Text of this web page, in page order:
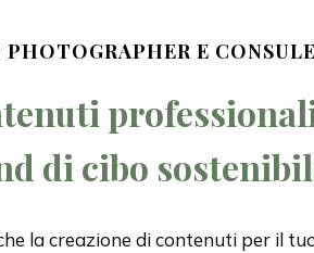
E
di cibo
la creazione di contenuti per il